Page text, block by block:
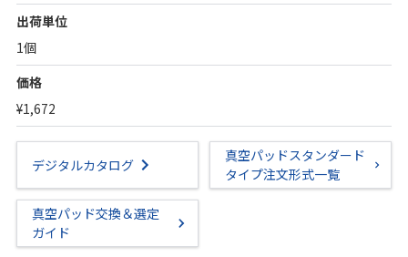
出荷単位
1個
価格
¥1,672
デジタルカタログ
真空パッドスタンダード
タイプ注文形式一覧
真空パッド交換＆選定
ガイド